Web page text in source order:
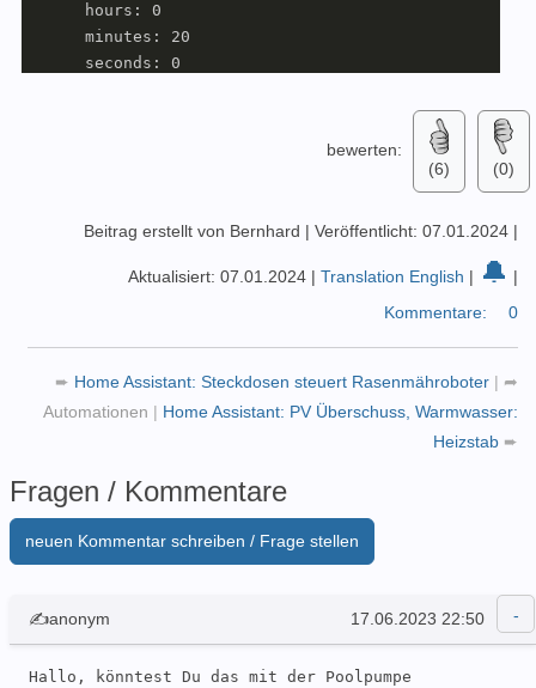
      hours: 0
      minutes: 20
      seconds: 0
      hours: 0
      seconds: 0
action:
  -
if:
      - condition: trigger
then
:
      -
        device_id: ???
        entity_id: switch.poolpumpe_switch
else:
      -
type: turn_off
        device_id: ???
bewerten:
(6)
(0)
Beitrag erstellt von Bernhard | Veröffentlicht: 07.01.2024 |
Aktualisiert: 07.01.2024 | Translation English | 🔔 |
Kommentare:
0
➨ Home Assistant: Steckdosen steuert Rasenmähroboter | ➦
Automationen | Home Assistant: PV Überschuss, Warmwasser:
Heizstab ➨
Fragen / Kommentare
neuen Kommentar schreiben / Frage stellen
✍anonym 17.06.2023 22:50
Hallo, könntest Du das mit der Poolpumpe